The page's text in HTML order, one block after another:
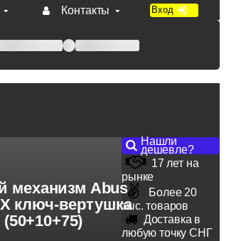
Контакты Вход
механизм Abus
ключ-вертушка
Нашли
дешевле?
17 лет на
рынке
Более 20
тыс. товаров
Доставка в
любую точку СНГ